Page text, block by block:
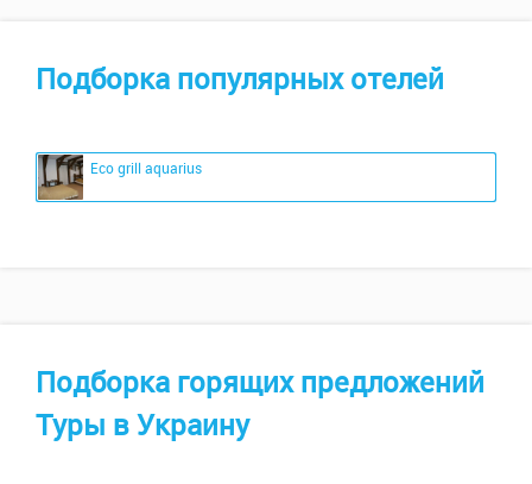
Подборка популярных отелей
Eco grill aquarius
Подборка горящих предложений
Туры в Украину